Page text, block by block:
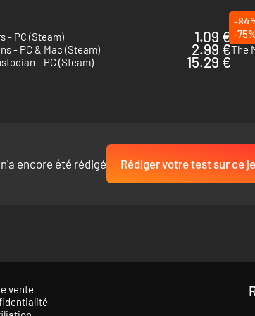
- PC (Steam)
1.09 €
-
- PC & Mac (Steam)
2.99 €
-
The
- PC (Steam)
15.29 €
encore été rédigé Rédiger votre test sur ce
vente